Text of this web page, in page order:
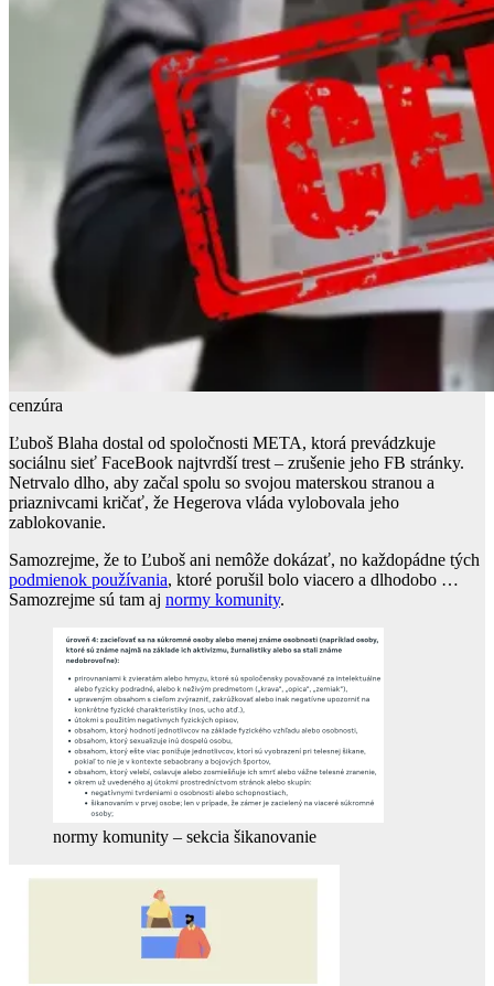
cenzúra
Ľuboš Blaha dostal od spoločnosti META, ktorá prevádzkuje
sociálnu sieť FaceBook najtvrdší trest – zrušenie jeho FB stránky.
Netrvalo dlho, aby začal spolu so svojou materskou stranou a
priaznivcami kričať, že Hegerova vláda vylobovala jeho
zablokovanie.
Samozrejme, že to Ľuboš ani nemôže dokázať, no každopádne tých
podmienok používania, ktoré porušil bolo viacero a dlhodobo …
Samozrejme sú tam aj normy komunity.
normy komunity – sekcia šikanovanie